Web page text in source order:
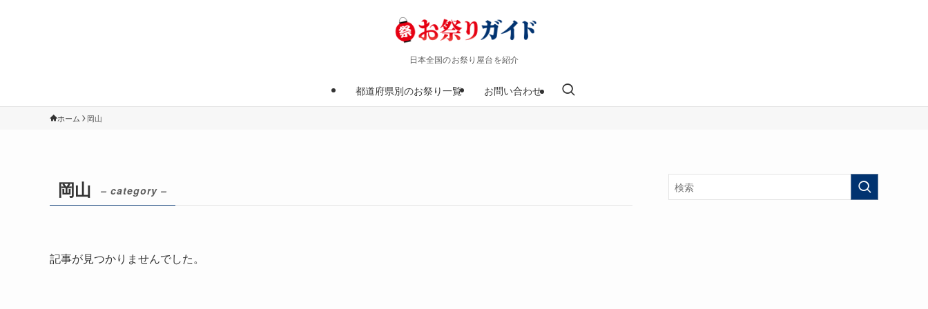
日本全国のお祭り屋台を紹介
都道府県別のお祭り一覧 お問い合わせ
ホーム 岡山
岡山 – category –
記事が見つかりませんでした。